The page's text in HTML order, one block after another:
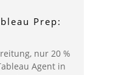
Prep:
nur 20 %
Agent in